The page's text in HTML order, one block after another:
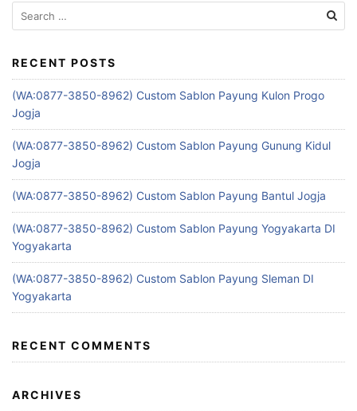
Search
for:
RECENT POSTS
(WA:0877-3850-8962) Custom Sablon Payung Kulon Progo
Jogja
(WA:0877-3850-8962) Custom Sablon Payung Gunung Kidul
Jogja
(WA:0877-3850-8962) Custom Sablon Payung Bantul Jogja
(WA:0877-3850-8962) Custom Sablon Payung Yogyakarta DI
Yogyakarta
(WA:0877-3850-8962) Custom Sablon Payung Sleman DI
Yogyakarta
RECENT COMMENTS
ARCHIVES